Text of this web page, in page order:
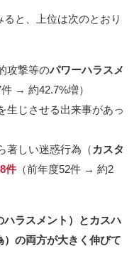
ると、上位は次のとおり
攻撃等のパワーハラスメ
→ 約42.7%増）
じさせる出来事があっ
著しい迷惑行為（ カスタ
件（前年度52件 → 約2
ハラスメント）とカスハ
の両方が大きく伸びて